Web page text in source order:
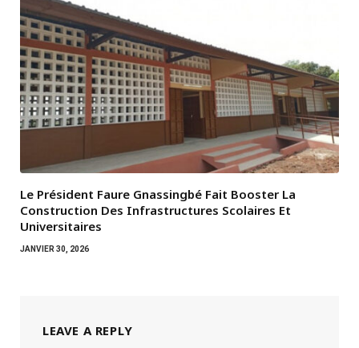
Le Président Faure Gnassingbé Fait Booster La
Construction Des Infrastructures Scolaires Et
Universitaires
JANVIER 30, 2026
LEAVE A REPLY